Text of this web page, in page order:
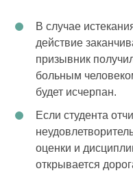
В случае
действие
призывник
больным
будет исчерпан.
Если студента
оценки и
открывается